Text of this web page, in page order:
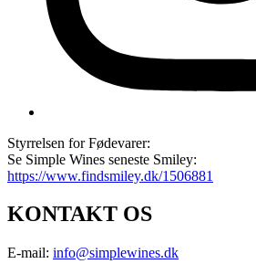
Styrrelsen for Fødevarer:
Se Simple Wines seneste Smiley:
https://www.findsmiley.dk/1506881
KONTAKT OS
E-mail: info@simplewines.dk